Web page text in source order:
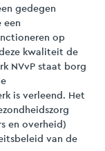
gedegen
een
op
kwaliteit de
NVvP staat borg
is verleend. Het
en overheid)
van de